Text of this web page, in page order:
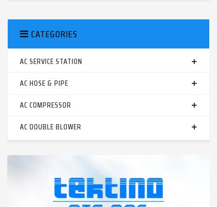
CATEGORIES
AC SERVICE STATION
AC HOSE & PIPE
AC COMPRESSOR
AC DOUBLE BLOWER